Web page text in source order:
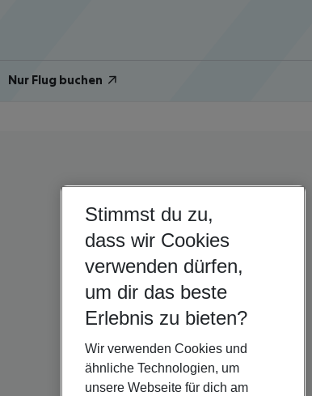
Nur Flug buchen
Stimmst du zu,
dass wir Cookies
verwenden dürfen,
um dir das beste
Erlebnis zu bieten?
Wir verwenden Cookies und
ähnliche Technologien, um
unsere Webseite für dich am